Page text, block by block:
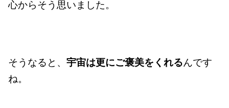
心からそう思いました。
そうなると、宇宙は更にご褒美をくれるんです
ね。